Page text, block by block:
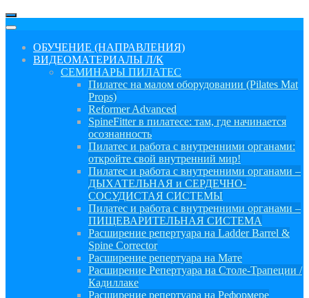
ОБУЧЕНИЕ (НАПРАВЛЕНИЯ)
ВИДЕОМАТЕРИАЛЫ Л/К
СЕМИНАРЫ ПИЛАТЕС
Пилатес на малом оборудовании (Pilates Mat
Props)
Reformer Advanced
SpineFitter в пилатесе: там, где начинается
осознанность
Пилатес и работа с внутренними органами:
откройте свой внутренний мир!
Пилатес и работа с внутренними органами –
ДЫХАТЕЛЬНАЯ и СЕРДЕЧНО-
СОСУДИСТАЯ СИСТЕМЫ
Пилатес и работа с внутренними органами –
ПИЩЕВАРИТЕЛЬНАЯ СИСТЕМА
Расширение репертуара на Ladder Barrel &
Spine Corrector
Расширение репертуара на Мате
Расширение Репертуара на Столе-Трапеции /
Кадиллаке
Расширение репертуара на Реформере